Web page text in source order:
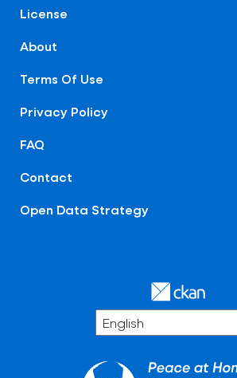
License
About
Terms Of Use
Privacy Policy
FAQ
Contact
Open Data Strategy